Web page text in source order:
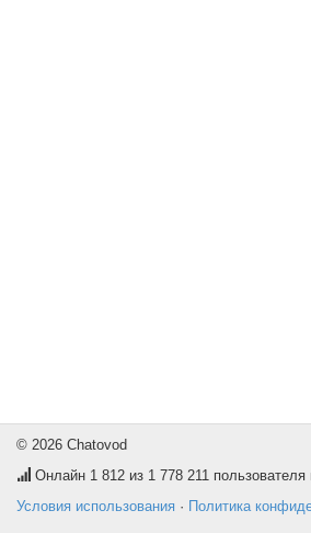
© 2026 Chatovod
Онлайн 1 812 из 1 778 211
Условия использования · Политика